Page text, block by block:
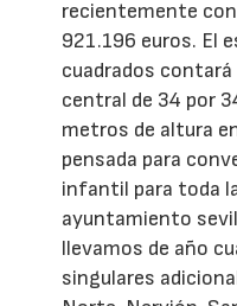
recientemente
921.196 euros. El
cuadrados
central de 34 por
metros de altura
pensada para
infantil para toda
ayuntamiento
llevamos de año
singulares